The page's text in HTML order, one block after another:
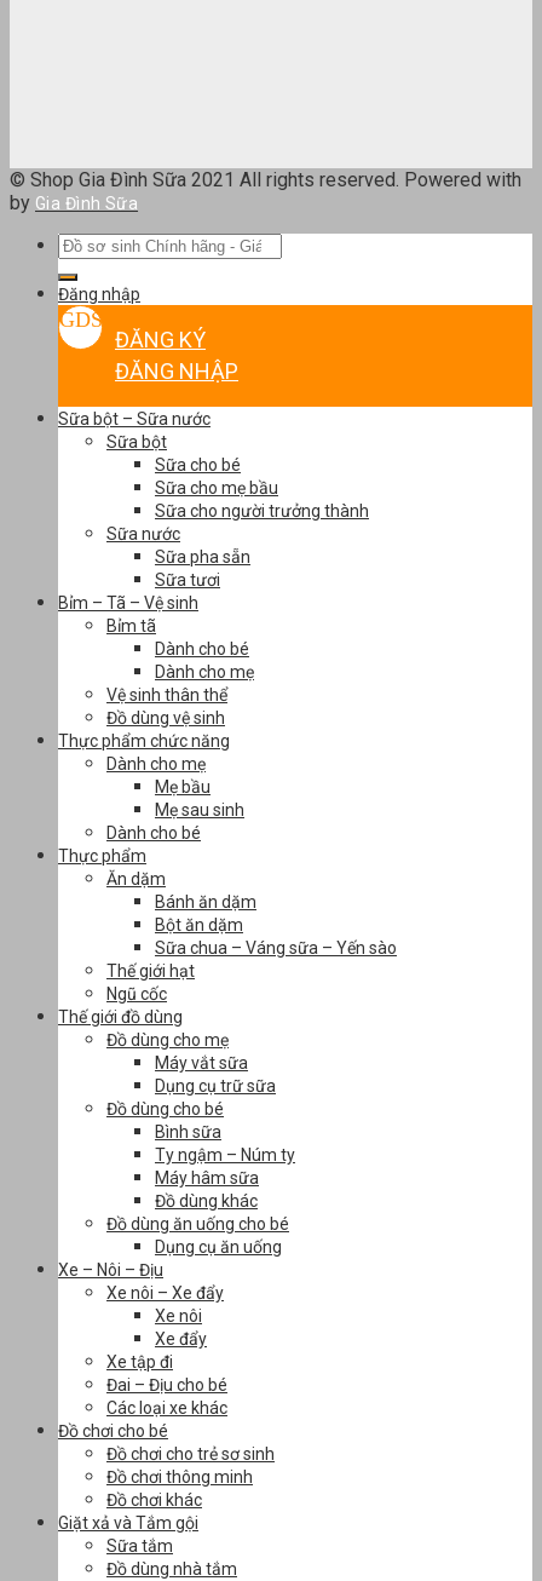
© Shop Gia Đình Sữa 2021 All rights reserved. Powered with
by Gia Đình Sữa
Tìm
kiếm:
Đăng nhập
ĐĂNG KÝ
ĐĂNG NHẬP
Sữa bột – Sữa nước
Sữa bột
Sữa cho bé
Sữa cho mẹ bầu
Sữa cho người trưởng thành
Sữa nước
Sữa pha sẵn
Sữa tươi
Bỉm – Tã – Vệ sinh
Bỉm tã
Dành cho bé
Dành cho mẹ
Vệ sinh thân thể
Đồ dùng vệ sinh
Thực phẩm chức năng
Dành cho mẹ
Mẹ bầu
Mẹ sau sinh
Dành cho bé
Thực phẩm
Ăn dặm
Bánh ăn dặm
Bột ăn dặm
Sữa chua – Váng sữa – Yến sào
Thế giới hạt
Ngũ cốc
Thế giới đồ dùng
Đồ dùng cho mẹ
Máy vắt sữa
Dụng cụ trữ sữa
Đồ dùng cho bé
Bình sữa
Ty ngậm – Núm ty
Máy hâm sữa
Đồ dùng khác
Đồ dùng ăn uống cho bé
Dụng cụ ăn uống
Xe – Nôi – Địu
Xe nôi – Xe đẩy
Xe nôi
Xe đẩy
Xe tập đi
Đai – Địu cho bé
Các loại xe khác
Đồ chơi cho bé
Đồ chơi cho trẻ sơ sinh
Đồ chơi thông minh
Đồ chơi khác
Giặt xả và Tắm gội
Sữa tắm
Đồ dùng nhà tắm